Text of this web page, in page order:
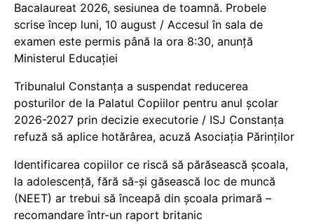
Bacalaureat 2026, sesiunea de toamnă. Probele
scrise încep luni, 10 august / Accesul în sala de
examen este permis până la ora 8:30, anunță
Ministerul Educației
Tribunalul Constanța a suspendat reducerea
posturilor de la Palatul Copiilor pentru anul școlar
2026-2027 prin decizie executorie / ISJ Constanța
refuză să aplice hotărârea, acuză Asociația Părinților
Identificarea copiilor ce riscă să părăsească școala,
la adolescență, fără să-și găsească loc de muncă
(NEET) ar trebui să înceapă din școala primară –
recomandare într-un raport britanic